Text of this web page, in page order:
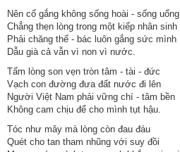
Nên cố gắng không sống hoài - sống uổng
Chẳng thẹn lòng trong một kiếp nhân sinh .
Phải chăng thế - bác luôn gắng sức mình
Dẫu già cả vẫn vì non vì nước.
Tấm lòng son vẹn tròn tâm - tài - đức
Vạch con đường đưa đất nước đi lên
Người Việt Nam phải vững chí - tâm bền
Không cam chịu để cho mình tụt hậu.
Tóc như mây mà lòng còn đau đáu
Quét cho tan tham nhũng với suy đồi